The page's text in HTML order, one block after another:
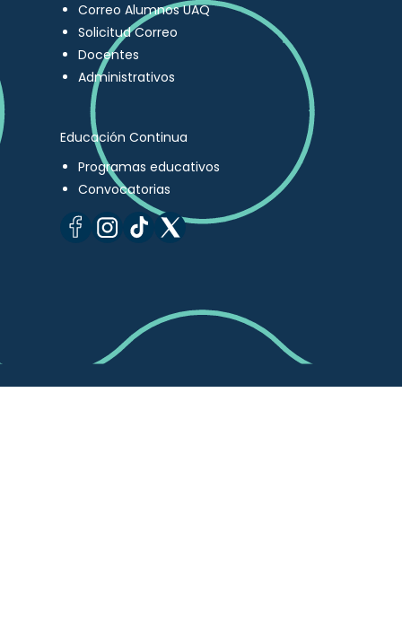
Correo Alumnos UAQ
Solicitud Correo
Docentes
Administrativos
Educación Continua
Programas educativos
Convocatorias